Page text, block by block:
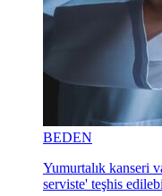
BEDEN
Yumurtalık kanseri
serviste' teşhis